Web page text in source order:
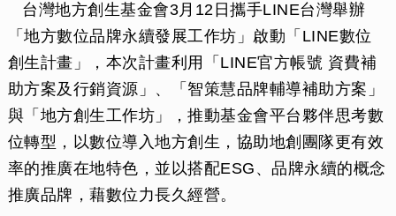
台灣地方創生基金會3月12日攜手LINE台灣舉辦
「地方數位品牌永續發展工作坊」啟動「LINE數位
創生計畫」，本次計畫利用「LINE官方帳號 資費補
助方案及行銷資源」、「智策慧品牌輔導補助方案」
與「地方創生工作坊」，推動基金會平台夥伴思考數
位轉型，以數位導入地方創生，協助地創團隊更有效
率的推廣在地特色，並以搭配ESG、品牌永續的概念
推廣品牌，藉數位力長久經營。